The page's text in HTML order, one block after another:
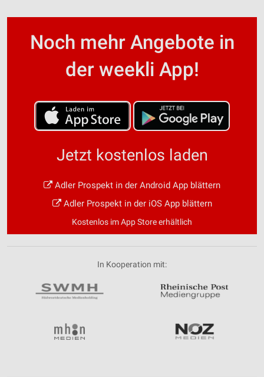
Noch mehr Angebote in
der weekli App!
Jetzt kostenlos laden
Adler Prospekt in der Android App blättern
Adler Prospekt in der iOS App blättern
Kostenlos im App Store erhältlich
In Kooperation mit: